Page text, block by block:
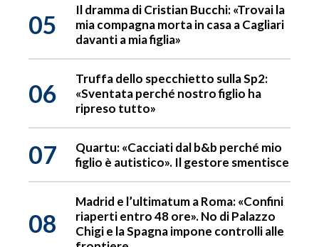
05
Il dramma di Cristian Bucchi: «Trovai la
mia compagna morta in casa a Cagliari
davanti a mia figlia»
06
Truffa dello specchietto sulla Sp2:
«Sventata perché nostro figlio ha
ripreso tutto»
07
Quartu: «Cacciati dal b&b perché mio
figlio è autistico». Il gestore smentisce
08
Madrid e l’ultimatum a Roma: «Confini
riaperti entro 48 ore». No di Palazzo
Chigi e la Spagna impone controlli alle